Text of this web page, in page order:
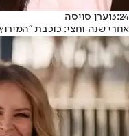
13:24ערן סויסה
אחרי שנה וחצי: כוכבת